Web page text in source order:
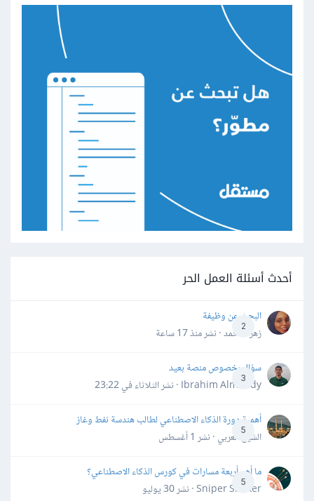
أحدث أسئلة العمل الحر
2
البحث عن وظيفة
زهرة محمد · نشرمنذ 17 ساعة
3
سؤال بخصوص منصة بعيد
Ibrahim Almahdy · نشر
الثلاثاء في 23:22
5
أهمية دورة الذكاء الاصطناعي لطالب هندسة نفط وغاز
الشيخ العربي · نشر 1 أغسطس
5
ما أهم أربعة مسارات في كورس الذكاء الاصطناعي؟
Sniper Shaker · نشر
30 يوليو